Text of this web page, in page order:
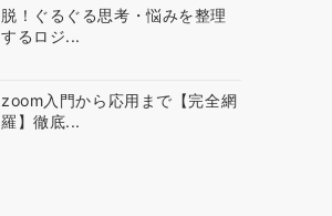
脱！ぐるぐる思考・悩みを整理
するロジ...
zoom入門から応用まで【完全網
羅】徹底...